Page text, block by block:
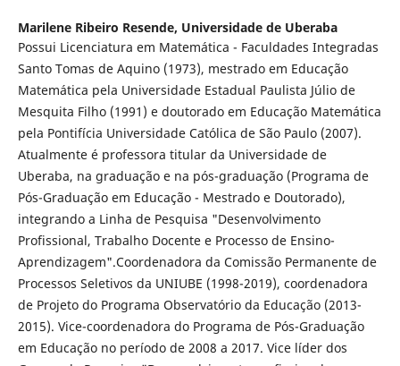
Marilene Ribeiro Resende, Universidade de Uberaba
Possui Licenciatura em Matemática - Faculdades Integradas
Santo Tomas de Aquino (1973), mestrado em Educação
Matemática pela Universidade Estadual Paulista Júlio de
Mesquita Filho (1991) e doutorado em Educação Matemática
pela Pontifícia Universidade Católica de São Paulo (2007).
Atualmente é professora titular da Universidade de
Uberaba, na graduação e na pós-graduação (Programa de
Pós-Graduação em Educação - Mestrado e Doutorado),
integrando a Linha de Pesquisa "Desenvolvimento
Profissional, Trabalho Docente e Processo de Ensino-
Aprendizagem".Coordenadora da Comissão Permanente de
Processos Seletivos da UNIUBE (1998-2019), coordenadora
de Projeto do Programa Observatório da Educação (2013-
2015). Vice-coordenadora do Programa de Pós-Graduação
em Educação no período de 2008 a 2017. Vice líder dos